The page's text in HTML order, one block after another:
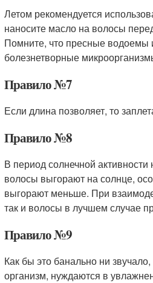
Летом рекомендуется
наносите масло на волосы
Помните, что пресные водоемы
болезнетворные
Правило №7
Если длина позволяет, то
Правило №8
В период солнечной активности
волосы выгорают на солнце,
выгорают меньше. При
так и волосы в лучшем случае
Правило №9
Как бы это банально ни
организм, нуждаются в